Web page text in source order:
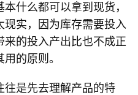
什么都可以拿到现货，
实，因为库存需要投入
的投入产出比也不成正
的原则。
是先去理解产品的特